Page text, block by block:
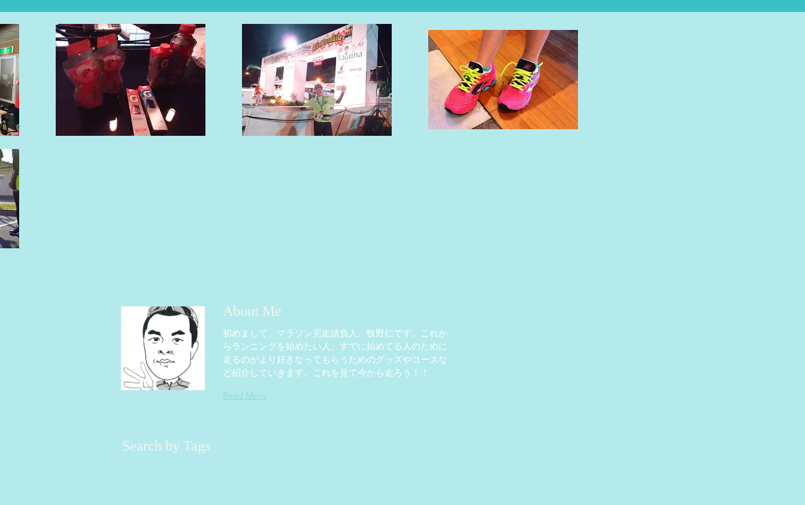
About Me
初めまして、マラソン完走請負人。牧野仁です。これか
らランニングを始めたい人、すでに始めてる人のために
走るのがより好きなってもらうためのグッズやコースな
ど紹介していきます。これを見て今から走ろう！！
Read More
Search by Tags